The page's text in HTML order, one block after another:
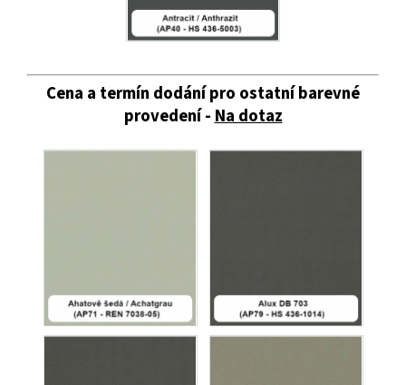
Cena a termín dodání pro ostatní barevné
provedení -Na dotaz